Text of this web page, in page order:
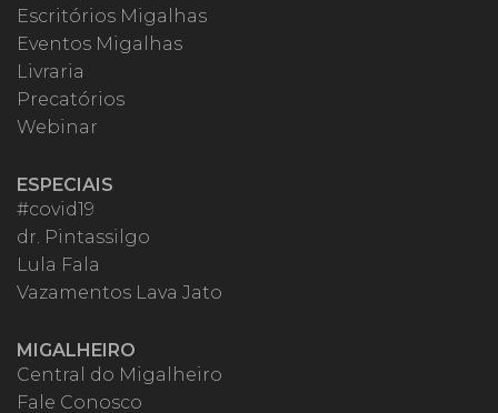
Escritórios Migalhas
Eventos Migalhas
Livraria
Precatórios
Webinar
ESPECIAIS
#covid19
dr. Pintassilgo
Lula Fala
Vazamentos Lava Jato
MIGALHEIRO
Central do Migalheiro
Fale Conosco